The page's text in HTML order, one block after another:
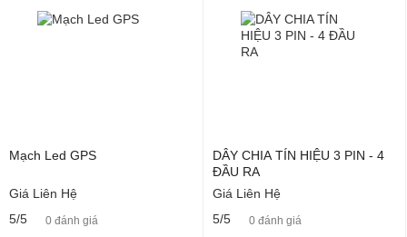
Mạch Led GPS
Giá Liên Hệ
5/5
0 đánh giá
DÂY CHIA TÍN HIỆU 3 PIN - 4
ĐẦU RA
Giá Liên Hệ
5/5
0 đánh giá